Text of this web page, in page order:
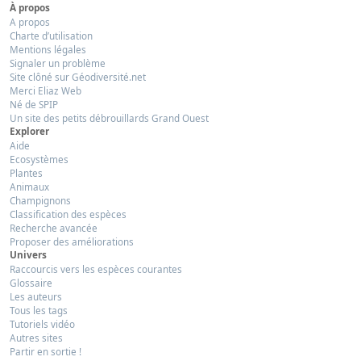
À propos
A propos
Charte d’utilisation
Mentions légales
Signaler un problème
Site clôné sur Géodiversité.net
Merci Eliaz Web
Né de SPIP
Un site des petits débrouillards Grand Ouest
Explorer
Aide
Ecosystèmes
Plantes
Animaux
Champignons
Classification des espèces
Recherche avancée
Proposer des améliorations
Univers
Raccourcis vers les espèces courantes
Glossaire
Les auteurs
Tous les tags
Tutoriels vidéo
Autres sites
Partir en sortie !